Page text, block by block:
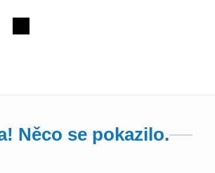
Nákupní
Něco se pokazilo.